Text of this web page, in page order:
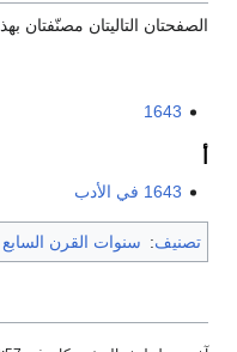
الصفحتان التاليتان مصنّفتان
1643
1643 في الأدب
تصنيف: سنوات القرن